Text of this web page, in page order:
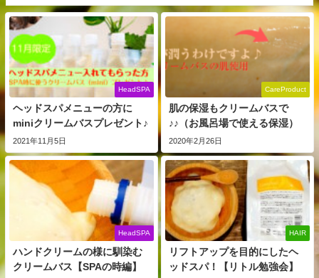
HeadSPA
ヘッドスパメニューの方に
miniクリームバスプレゼント♪
2021年11月5日
CareProduct
肌の保湿もクリームバスで
♪♪（お風呂場で使える保湿）
2020年2月26日
HeadSPA
ハンドクリームの様に馴染む
クリームバス【SPAの時編】
HAIR
リフトアップを目的にしたヘ
ッドスパ！【リトル勉強会】